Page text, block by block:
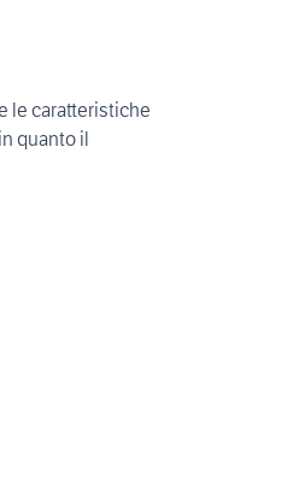
le caratteristiche
quanto il